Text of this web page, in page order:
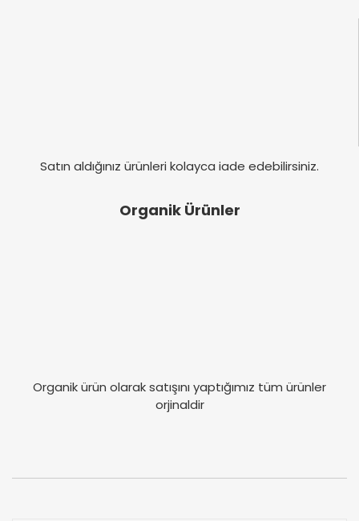
Satın aldığınız ürünleri kolayca iade edebilirsiniz.
Organik Ürünler
Organik ürün olarak satışını yaptığımız tüm ürünler
orjinaldir